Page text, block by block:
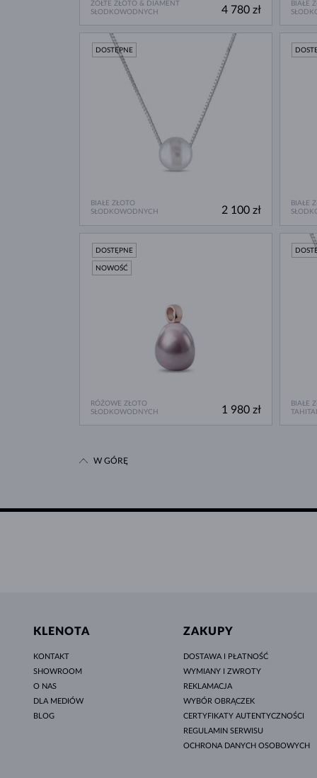
ŻÓŁTE ZŁOTO & DIAMENT
SŁODKOWODNYCH
4 780 zł
BIAŁE
BIAŁE ZŁOTO
SŁODKOWODNYCH
DOSTĘPNE
2 100 zł
BIAŁE
RÓŻOWE ZŁOTO
SŁODKOWODNYCH
DOSTĘPNE
NOWOŚĆ
1 980 zł
BIAŁE
W GÓRĘ
KLENOTA
KONTAKT
SHOWROOM
O NAS
DLA MEDIÓW
BLOG
ZAKUPY
DOSTAWA I PŁATNOŚĆ
WYMIANY I ZWROTY
REKLAMACJA
WYBÓR OBRĄCZEK
CERTYFIKATY AUTENTYCZNOŚCI
REGULAMIN SERWISU
OCHRONA DANYCH OSOBOWYCH